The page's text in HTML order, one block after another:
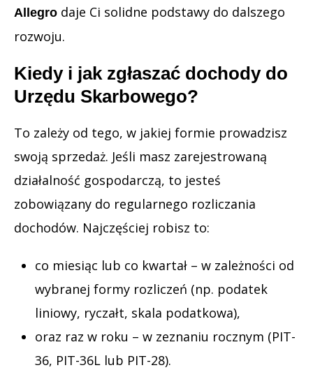
Allegro daje Ci solidne podstawy do dalszego
rozwoju.
Kiedy i jak zgłaszać dochody do
Urzędu Skarbowego?
To zależy od tego, w jakiej formie prowadzisz
swoją sprzedaż. Jeśli masz zarejestrowaną
działalność gospodarczą, to jesteś
zobowiązany do regularnego rozliczania
dochodów. Najczęściej robisz to:
co miesiąc lub co kwartał – w zależności od
wybranej formy rozliczeń (np. podatek
liniowy, ryczałt, skala podatkowa),
oraz raz w roku – w zeznaniu rocznym (PIT-
36, PIT-36L lub PIT-28).